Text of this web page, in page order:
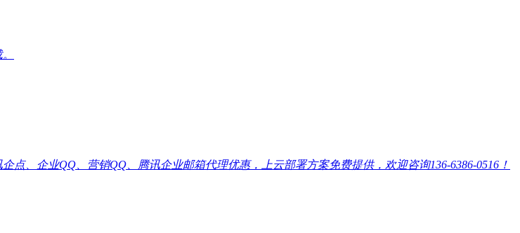
、企业QQ、营销QQ、腾讯企业邮箱代理优惠，上云部署方案免费提供，欢迎咨询136-6386-0516！